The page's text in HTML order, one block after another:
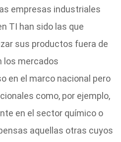
empresas industriales
TI han sido las que
sus productos fuera de
los mercados
en el marco nacional pero
como, por ejemplo,
en el sector químico o
aquellas otras cuyos